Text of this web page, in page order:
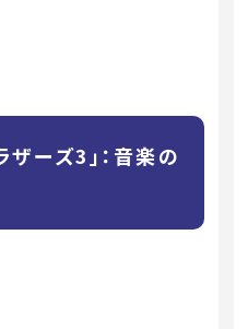
ザーズ3」：音楽の